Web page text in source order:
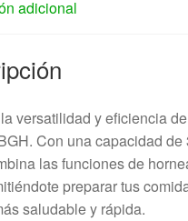
adicional
versatilidad y eficiencia
Con una capacidad de
las funciones de
preparar tus
saludable y rápida.